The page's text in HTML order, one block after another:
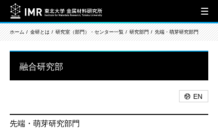
ホーム 金研とは 研究室（部門）・センター一覧 研究部門 先端・萌芽研究部門
融合研究部
EN
先端・萌芽研究部門